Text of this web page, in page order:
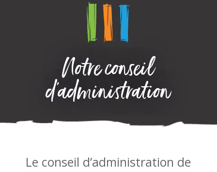
Notre conseil
d’administration
Le conseil d’administration de